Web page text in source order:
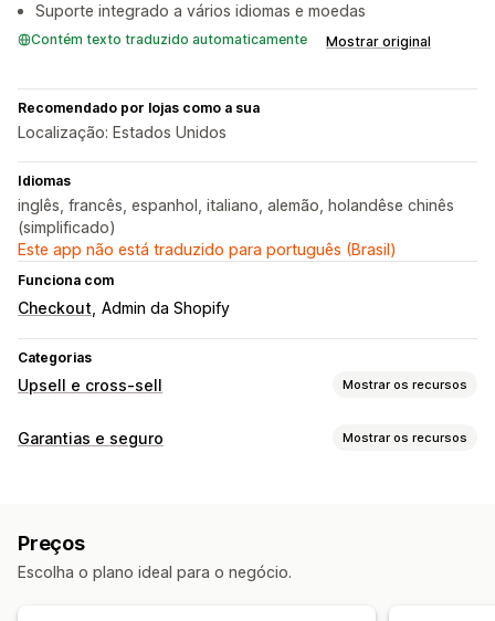
Suporte integrado a vários idiomas e moedas
Contém texto traduzido automaticamente Mostrar original
Recomendado por lojas como a sua
Localização: Estados Unidos
Idiomas
inglês, francês, espanhol, italiano, alemão, holandêse chinês
(simplificado)
Este app não está traduzido para português (Brasil)
Funciona com
Checkout Admin da Shopify
Categorias
Upsell e cross-sell Mostrar os recursos
Personalização
Carrinho de compras deslizante
Em vários idiomas Regras personalizadas
Garantias e seguro Mostrar os recursos
Garantia estendida
Preços
Escolha o plano ideal para o negócio.